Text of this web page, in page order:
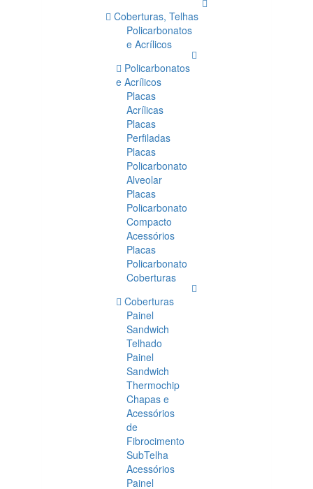
Coberturas, Telhas
Policarbonatos
e Acrílicos
Policarbonatos
e Acrílicos
Placas
Acrílicas
Placas
Perfiladas
Placas
Policarbonato
Alveolar
Placas
Policarbonato
Compacto
Acessórios
Placas
Policarbonato
Coberturas
Coberturas
Painel
Sandwich
Telhado
Painel
Sandwich
Thermochip
Chapas e
Acessórios
de
Fibrocimento
SubTelha
Acessórios
Painel